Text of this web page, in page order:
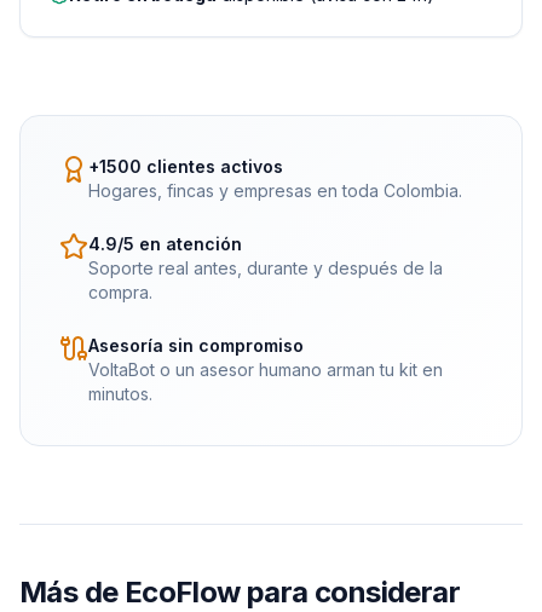
+1500 clientes activos
Hogares, fincas y empresas en toda Colombia.
4.9/5 en atención
Soporte real antes, durante y después de la
compra.
Asesoría sin compromiso
VoltaBot o un asesor humano arman tu kit en
minutos.
Más de EcoFlowpara considerar